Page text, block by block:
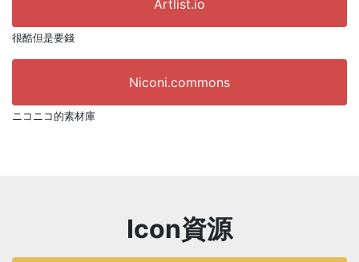
Artlist.io
很酷但是要錢
Niconi.commons
ニコニコ的素材庫
Icon資源